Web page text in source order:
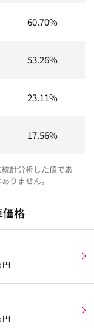
60.70%
53.26%
23.11%
17.56%
計分析した値であ
りません。
格
円
円